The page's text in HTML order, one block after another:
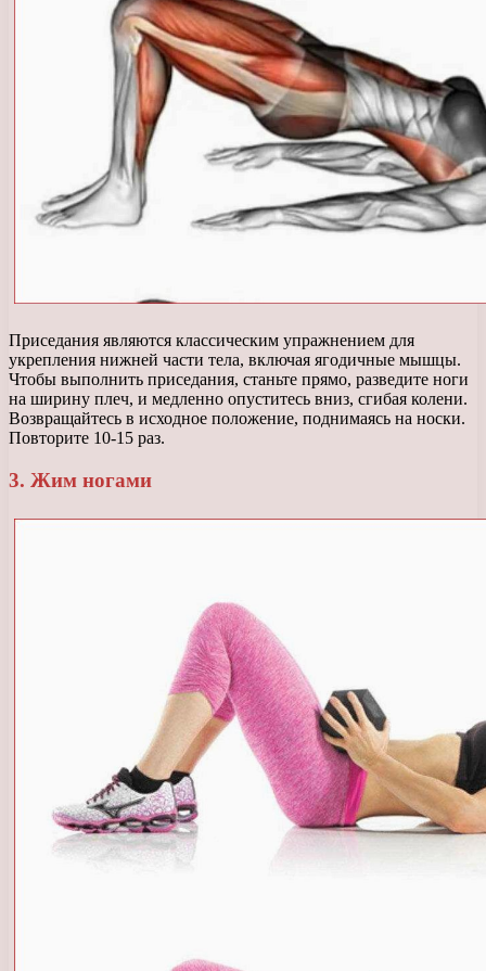
Приседания являются классическим упражнением для
укрепления нижней части тела, включая ягодичные мышцы.
Чтобы выполнить приседания, станьте прямо, разведите ноги
на ширину плеч, и медленно опуститесь вниз, сгибая колени.
Возвращайтесь в исходное положение, поднимаясь на носки.
Повторите 10-15 раз.
3. Жим ногами